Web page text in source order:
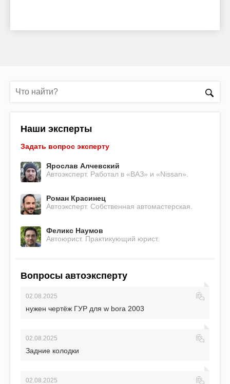
Наши эксперты
Задать вопрос эксперту
Ярослав Алчевский
Автоэксперт. Работал в «ВАЗ» и «Nissan».
Роман Красинец
Автоэксперт. Собственная автомастерская.
Феликс Наумов
Автоюрист. Практикующий юрист.
Вопросы автоэксперту
02.08.2025
нужен чертёж ГУР для w bora 2003
02.08.2025
Задние колодки
02.08.2025